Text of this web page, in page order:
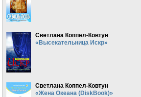
Светлана Коппел-Ковтун
«Высекательница Искр»
Светлана Коппел-Ковтун
«Жена Океана (DiskBook)»